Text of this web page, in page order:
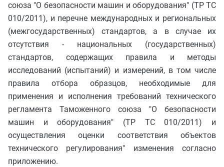
союза "О безопасности машин и оборудования" (ТР ТС
010/2011), и перечне международных и региональных
(межгосударственных) стандартов, а в случае их
отсутствия - национальных (государственных)
стандартов, содержащих правила и методы
исследований (испытаний) и измерений, в том числе
правила отбора образцов, необходимые для
применения и исполнения требований технического
регламента Таможенного союза "О безопасности
машин и оборудования" (ТР ТС 010/2011) и
осуществления оценки соответствия объектов
технического регулирования" изменения согласно
приложению.